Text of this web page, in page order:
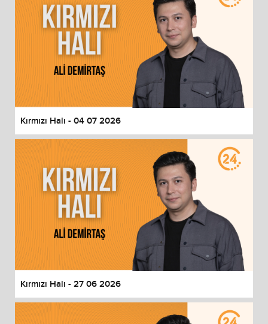
Kırmızı Halı - 04 07 2026
Kırmızı Halı - 27 06 2026